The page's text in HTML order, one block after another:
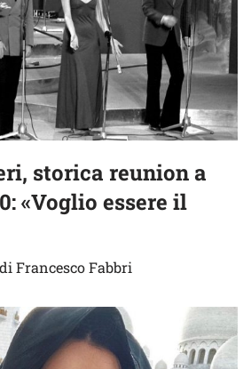
storica reunion a
«Voglio essere il
di Francesco Fabbri